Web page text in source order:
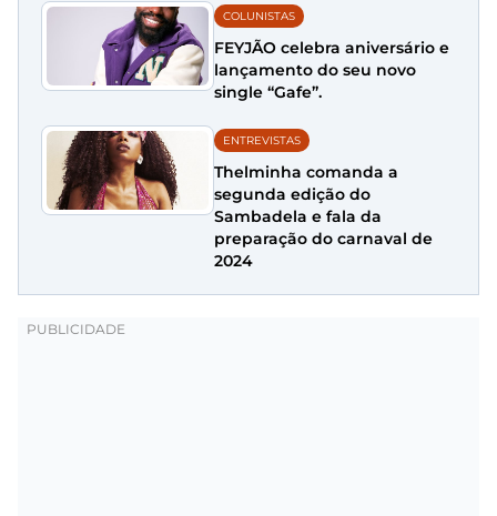
COLUNISTAS
FEYJÃO celebra aniversário e
lançamento do seu novo
single “Gafe”.
ENTREVISTAS
Thelminha comanda a
segunda edição do
Sambadela e fala da
preparação do carnaval de
2024